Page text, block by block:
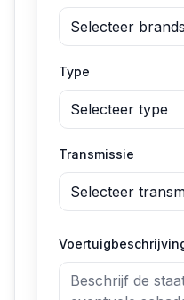
Selecteer
Type
Selecteer type
Transmissie
Selecteer